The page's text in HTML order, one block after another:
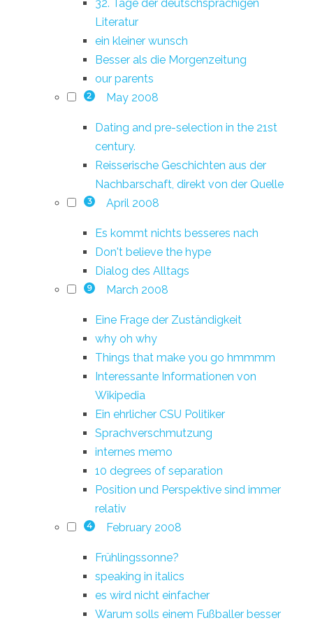
32. Tage der deutschsprachigen
Literatur
ein kleiner wunsch
Besser als die Morgenzeitung
our parents
2 May 2008
Dating and pre-selection in the 21st
century.
Reisserische Geschichten aus der
Nachbarschaft, direkt von der Quelle
3 April 2008
Es kommt nichts besseres nach
Don't believe the hype
Dialog des Alltags
9 March 2008
Eine Frage der Zuständigkeit
why oh why
Things that make you go hmmmm
Interessante Informationen von
Wikipedia
Ein ehrlicher CSU Politiker
Sprachverschmutzung
internes memo
10 degrees of separation
Position und Perspektive sind immer
relativ
4 February 2008
Frühlingssonne?
speaking in italics
es wird nicht einfacher
Warum solls einem Fußballer besser